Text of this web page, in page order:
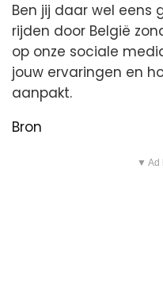
Ben jij daar wel eens
rijden door België
op onze sociale
jouw ervaringen en
aanpakt.
Bron
▼ Ad